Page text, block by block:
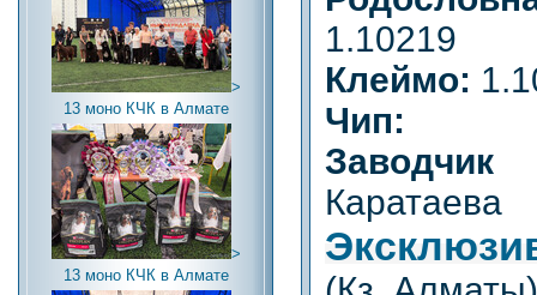
>
13 моно КЧК в Алмате
>
13 моно КЧК в Алмате
1.10219
Клеймо:
Чип:
Заводчик